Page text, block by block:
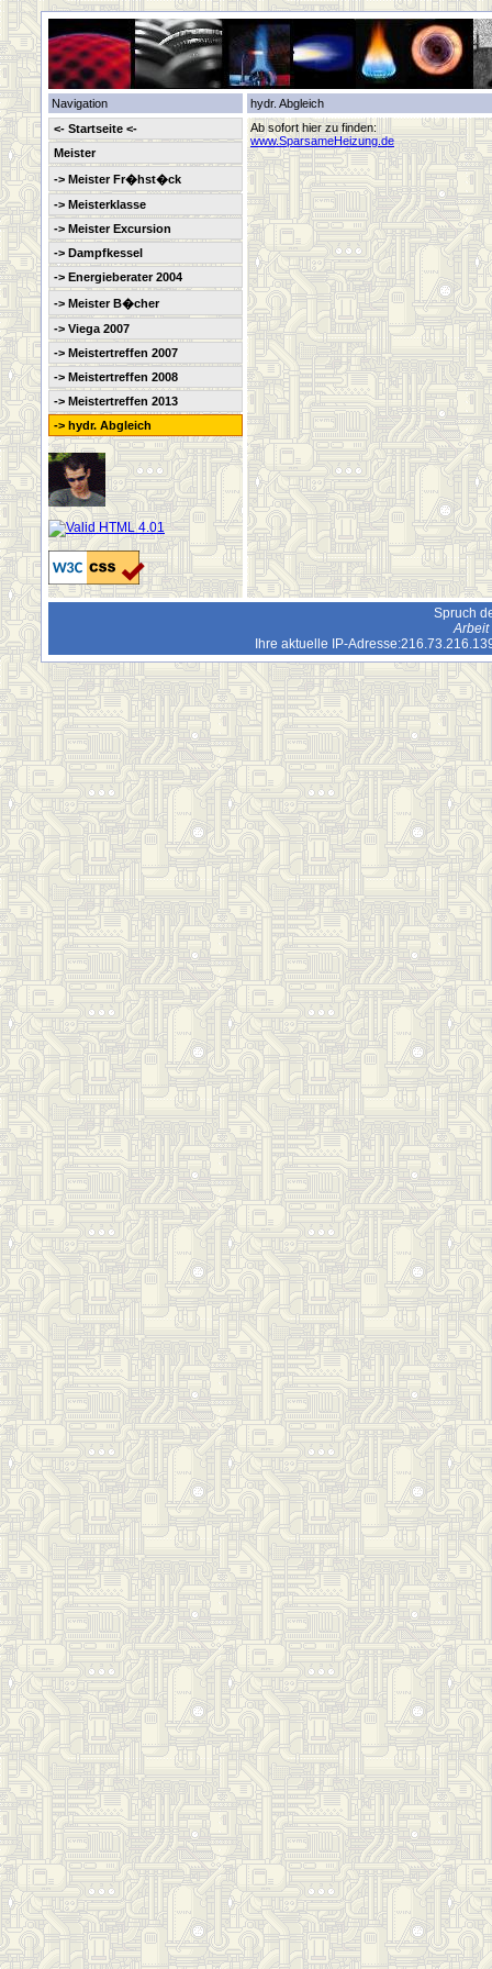
Navigation
hydr. Abgleich
<- Startseite <-
Meister
-> Meister Fr�hst�ck
-> Meisterklasse
-> Meister Excursion
-> Dampfkessel
-> Energieberater 2004
-> Meister B�cher
-> Viega 2007
-> Meistertreffen 2007
-> Meistertreffen 2008
-> Meistertreffen 2013
-> hydr. Abgleich
Ab sofort hier zu finden:
www.SparsameHeizung.de
Spruch
Arbeit
Ihre aktuelle IP-